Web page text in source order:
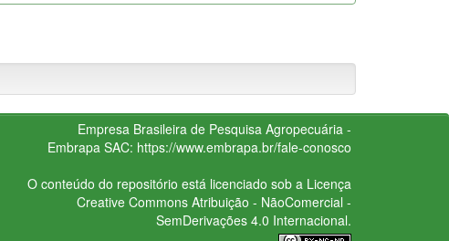
Empresa Brasileira de Pesquisa Agropecuária -
Embrapa SAC: https://www.embrapa.br/fale-conosco
O conteúdo do repositório está licenciado sob a Licença
Creative CommonsAtribuição - NãoComercial -
SemDerivações 4.0 Internacional.